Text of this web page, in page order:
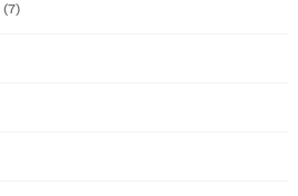
(7)